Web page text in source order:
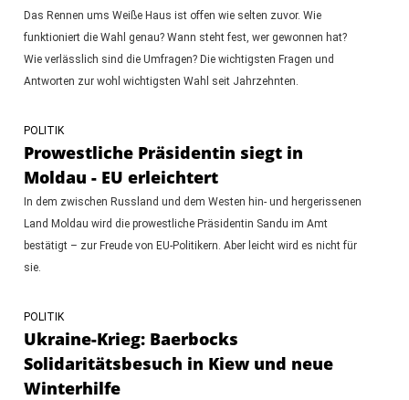
Das Rennen ums Weiße Haus ist offen wie selten zuvor. Wie
funktioniert die Wahl genau? Wann steht fest, wer gewonnen hat?
Wie verlässlich sind die Umfragen? Die wichtigsten Fragen und
Antworten zur wohl wichtigsten Wahl seit Jahrzehnten.
POLITIK
Prowestliche Präsidentin siegt in
Moldau - EU erleichtert
In dem zwischen Russland und dem Westen hin- und hergerissenen
Land Moldau wird die prowestliche Präsidentin Sandu im Amt
bestätigt – zur Freude von EU-Politikern. Aber leicht wird es nicht für
sie.
POLITIK
Ukraine-Krieg: Baerbocks
Solidaritätsbesuch in Kiew und neue
Winterhilfe